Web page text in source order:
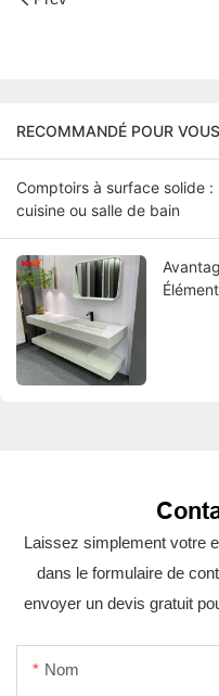
RECOMMANDÉ POUR VOUS
Comptoirs à surface solide
cuisine ou salle de bain
Laissez simplement votre
dans le formulaire de
envoyer un devis gratuit
Nom